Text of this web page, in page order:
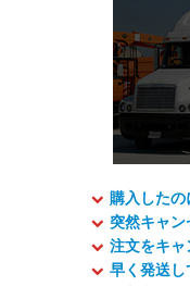
購入した
突然キャ
注文をキ
早く発送